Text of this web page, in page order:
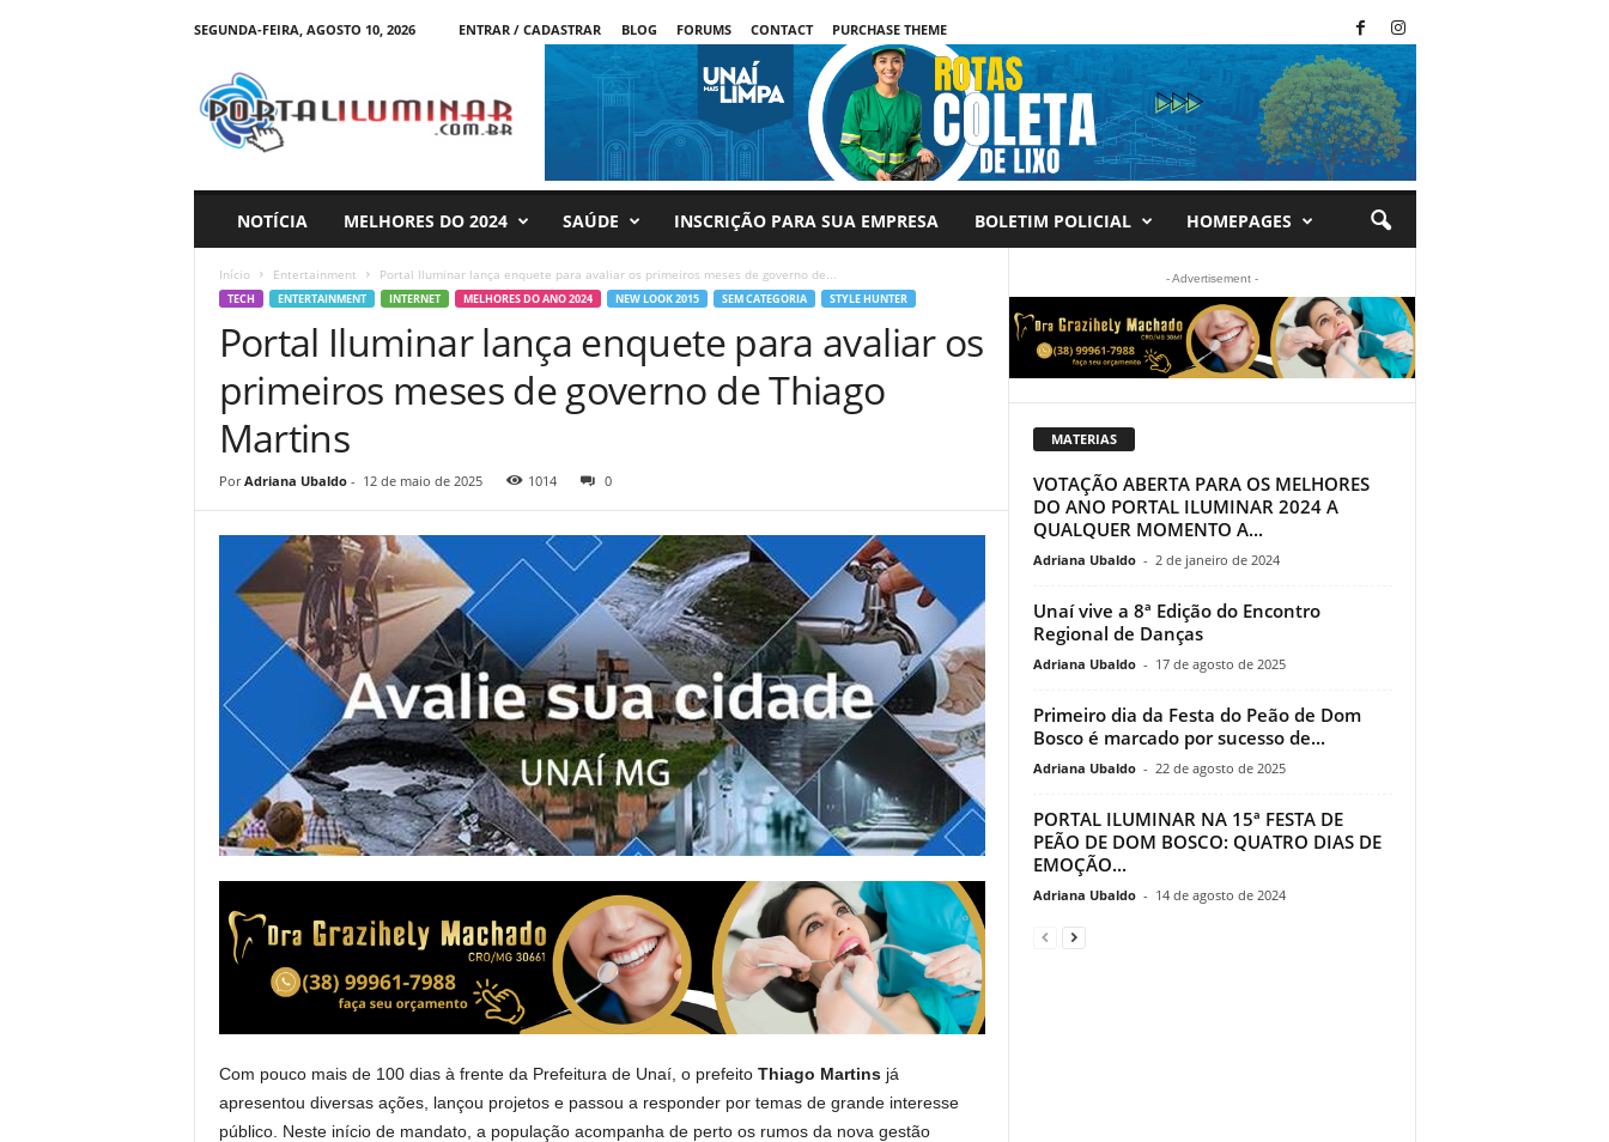
SEGUNDA-FEIRA, AGOSTO 10, 2026 ENTRAR / CADASTRAR BLOG FORUMS CONTACT
PURCHASE THEME
R
NOTÍCIA MELHORES DO 2024 SAÚDE INSCRIÇÃO PARA SUA EMPRESA BOLETIM POLICIAL HOMEPAGES
Início Entertainment Portal Iluminar lança enquete para avaliar os primeiros meses de governo de...
TECH ENTERTAINMENT INTERNET MELHORES DO ANO 2024 NEW LOOK 2015 SEM CATEGORIA STYLE HUNTER
Portal Iluminar lança enquete para avaliar os
primeiros meses de governo de Thiago
Martins
Por Adriana Ubaldo- 12 de maio de 2025 1014 0
Com pouco mais de 100 dias à frente da Prefeitura de Unaí, o prefeito Thiago Martinsjá
apresentou diversas ações, lançou projetos e passou a responder por temas de grande interesse
público. Neste início de mandato, a população acompanha de perto os rumos da nova gestão
- Advertisement -
MATERIAS
VOTAÇÃO ABERTA PARA OS MELHORES
DO ANO PORTAL ILUMINAR 2024 A
QUALQUER MOMENTO A...
Adriana Ubaldo - 2 de janeiro de 2024
Unaí vive a 8ª Edição do Encontro
Regional de Danças
Adriana Ubaldo - 17 de agosto de 2025
Primeiro dia da Festa do Peão de Dom
Bosco é marcado por sucesso de...
Adriana Ubaldo - 22 de agosto de 2025
PORTAL ILUMINAR NA 15ª FESTA DE
PEÃO DE DOM BOSCO: QUATRO DIAS DE
EMOÇÃO...
Adriana Ubaldo - 14 de agosto de 2024